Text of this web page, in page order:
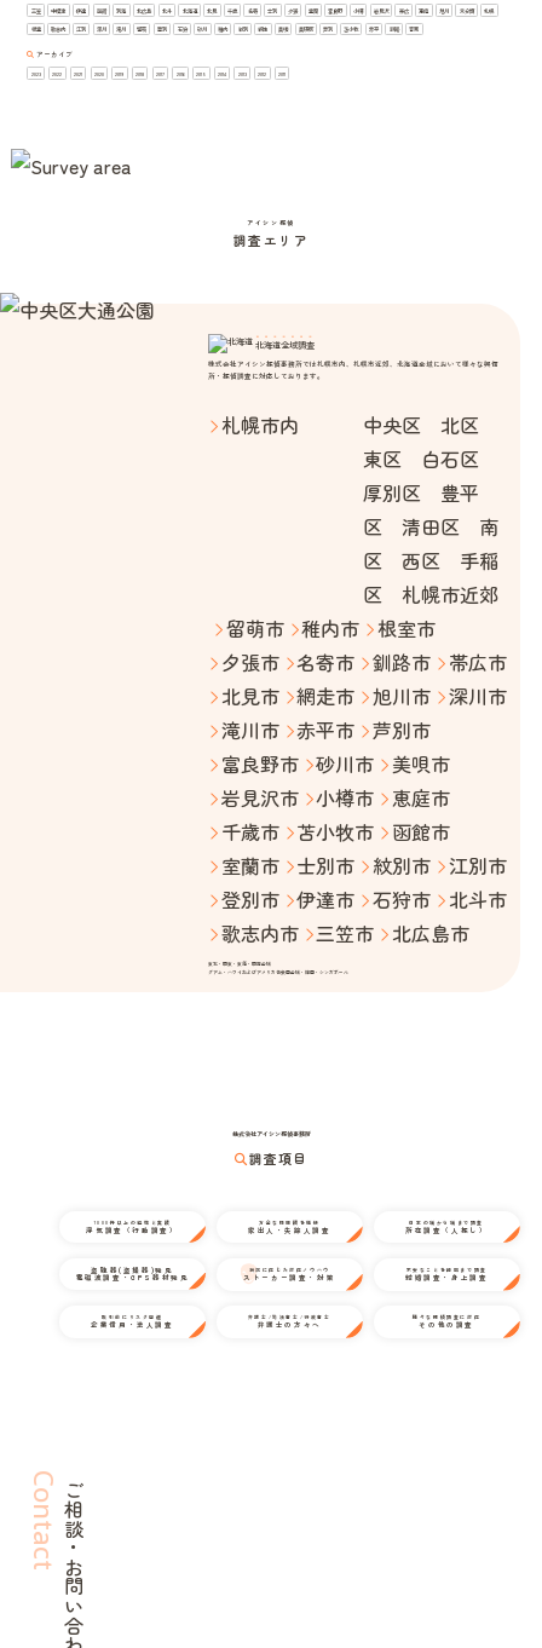
三笠 中標津 伊達 函館 別海 北広島 北斗 北海道 北見 千歳 名寄 士別 夕張 室蘭 富良野 小樽 岩見沢 帯広 恵庭 旭川 未分類 札幌
根室 歌志内 江別 深川 滝川 留萌 登別 石狩 砂川 稚内 紋別 網走 美唄 美瑛町 芦別 苫小牧 赤平 釧路 音更
アーカイブ
2023 2022 2021 2020 2019 2018 2017 2016 2015 2014 2013 2012 2011
アイシン探偵
調査エリア
北海道全域調査
株式会社アイシン探偵事務所では札幌市内、札幌市近郊、北海道全域において様々な興信
所・探偵調査に対応しております。
札幌市内
中央区 北区
東区 白石区
厚別区 豊平
区 清田区 南
区 西区 手稲
区 札幌市近郊
留萌市
稚内市
根室市
夕張市
名寄市 釧路市
帯広市
北見市
網走市 旭川市
深川市
滝川市
赤平市
芦別市
富良野市
砂川市
美唄市
岩見沢市
小樽市
恵庭市
千歳市
苫小牧市
函館市
室蘭市
士別市 紋別市
江別市
登別市
伊達市 石狩市
北斗市
歌志内市
三笠市 北広島市
東北・関東・東海・関西全域
グアム・ハワイおよびアメリカ合衆国全域・韓国・シンガポール
株式会社アイシン探偵事務所
調査項目
1000件以上の経験と実績
浮気調査（行動調査）
万全な情報網を駆使
家出人・失踪人調査
日本の端から端まで調査
所在調査（人探し）
盗聴器(盗撮器)発見
電磁波調査・GPS器材発見
状況に応じた対応ノウハウ
ストーカー調査・対策
不安なことを細部まで調査
結婚調査・身上調査
取引前にリスク回避
企業信用・法人調査
弁護士/司法書士/行政書士
弁護士の方々へ
様々な探偵調査に対応
その他の調査
ご相談・お問い合わせ
Contact